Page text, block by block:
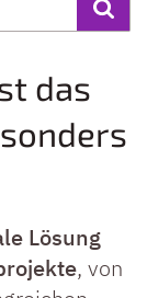
das
Lösung
, von